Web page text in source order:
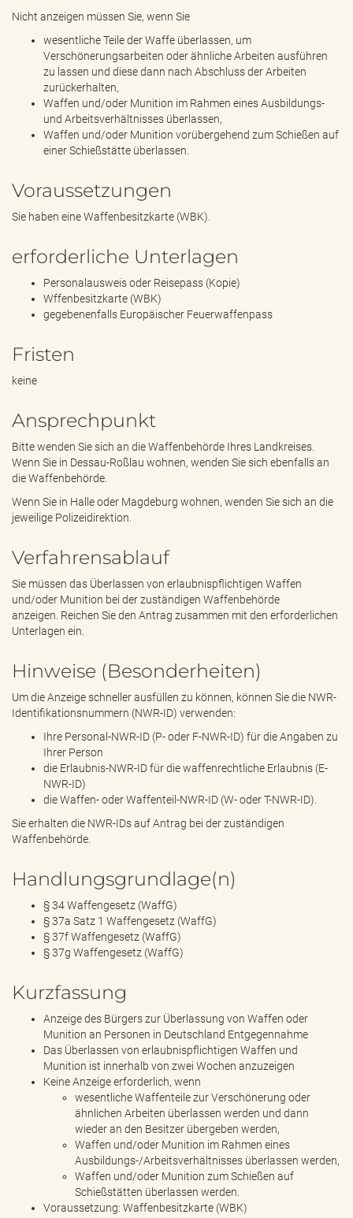
Nicht anzeigen müssen Sie, wenn Sie
wesentliche Teile der Waffe überlassen, um
Verschönerungsarbeiten oder ähnliche Arbeiten ausführen
zu lassen und diese dann nach Abschluss der Arbeiten
zurückerhalten,
Waffen und/oder Munition im Rahmen eines Ausbildungs-
und Arbeitsverhältnisses überlassen,
Waffen und/oder Munition vorübergehend zum Schießen auf
einer Schießstätte überlassen.
Voraussetzungen
Sie haben eine Waffenbesitzkarte (WBK).
erforderliche Unterlagen
Personalausweis oder Reisepass (Kopie)
Wffenbesitzkarte (WBK)
gegebenenfalls Europäischer Feuerwaffenpass
Fristen
keine
Ansprechpunkt
Bitte wenden Sie sich an die Waffenbehörde Ihres Landkreises.
Wenn Sie in Dessau-Roßlau wohnen, wenden Sie sich ebenfalls an
die Waffenbehörde.
Wenn Sie in Halle oder Magdeburg wohnen, wenden Sie sich an die
jeweilige Polizeidirektion.
Verfahrensablauf
Sie müssen das Überlassen von erlaubnispflichtigen Waffen
und/oder Munition bei der zuständigen Waffenbehörde
anzeigen. Reichen Sie den Antrag zusammen mit den erforderlichen
Unterlagen ein.
Hinweise (Besonderheiten)
Um die Anzeige schneller ausfüllen zu können, können Sie die NWR-
Identifikationsnummern (NWR-ID) verwenden:
Ihre Personal-NWR-ID (P- oder F-NWR-ID) für die Angaben zu
Ihrer Person
die Erlaubnis-NWR-ID für die waffenrechtliche Erlaubnis (E-
NWR-ID)
die Waffen- oder Waffenteil-NWR-ID (W- oder T-NWR-ID).
Sie erhalten die NWR-IDs auf Antrag bei der zuständigen
Waffenbehörde.
Handlungsgrundlage(n)
§ 34 Waffengesetz (WaffG)
§ 37a Satz 1 Waffengesetz (WaffG)
§ 37f Waffengesetz (WaffG)
§ 37g Waffengesetz (WaffG)
Kurzfassung
Anzeige des Bürgers zur Überlassung von Waffen oder
Munition an Personen in Deutschland Entgegennahme
Das Überlassen von erlaubnispflichtigen Waffen und
Munition ist innerhalb von zwei Wochen anzuzeigen
Keine Anzeige erforderlich, wenn
wesentliche Waffenteile zur Verschönerung oder
ähnlichen Arbeiten überlassen werden und dann
wieder an den Besitzer übergeben werden,
Waffen und/oder Munition im Rahmen eines
Ausbildungs-/Arbeitsverhältnisses überlassen werden,
Waffen und/oder Munition zum Schießen auf
Schießstätten überlassen werden.
Voraussetzung: Waffenbesitzkarte (WBK)